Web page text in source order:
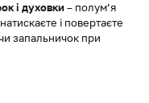
і духовки– полум’я
і повертаєте
запальничок при